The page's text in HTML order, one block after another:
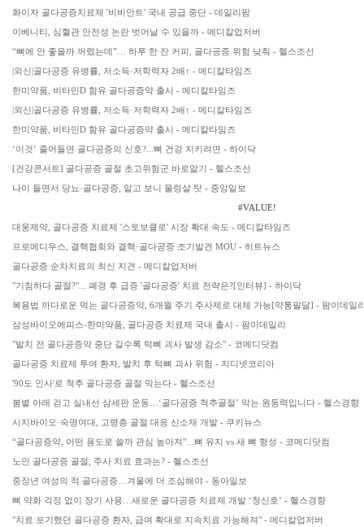
화이자 골다공증치료제 '비비안트' 국내 공급 중단 - 데일리팜
이베니티, 심혈관 안전성 논란 벗어날 수 있을까 - 메디칼업저버
“뼈에 안 좋을까 꺼렸는데”… 하루 한 잔 커피, 골다공증 위험 낮춰 - 헬스조선
|외신|골다공증 유병률, 저소득·저학력자 2배↑ - 메디칼타임즈
한미약품, 비타민D 함유 골다공증약 출시 - 메디칼타임즈
|외신|골다공증 유병률, 저소득·저학력자 2배↑ - 메디칼타임즈
한미약품, 비타민D 함유 골다공증약 출시 - 메디칼타임즈
‘이것’ 줄어들면 골다공증의 신호?...뼈 건강 지키려면 - 하이닥
[건강콘서트] 골다공증 골절 초고위험군 바로알기 - 헬스조선
나이 들면서 당뇨·골다공증, 알고 보니 물렁살 탓 - 중앙일보
#VALUE!
대웅제약, 골다공증 치료제 '스토보클로' 시장 확대 속도 - 메디칼타임즈
프로메디우스, 결핵협회와 결핵·골다공증 조기발견 MOU - 히트뉴스
골다공증 순차치료의 최신 지견 - 메디칼업저버
"기침하다 골절?"... 폐경 후 급증 '골다공증' 치료 전략은?[인터뷰] - 하이닥
복용법 까다로운 먹는 골다공증약, 6개월 주기 주사제로 대체 가능[약통팔달] - 팜이데일
삼성바이오에피스-한미약품, 골다공증 치료제 국내 출시 - 팜이데일리
"발치 전 골다공증약 중단 길수록 턱뼈 괴사 발생 감소" - 코메디닷컴
골다공증 치료제 투여 환자, 발치 후 턱뼈 괴사 위험 - 지디넷코리아
'90도 인사'로 척추 골다공증 골절 막는다 - 헬스조선
봄볕 아래 걷고 실내선 삼세판 운동…‘골다공증 척추골절’ 막는 원동력입니다 - 헬스경향
시지바이오·숙명여대, 고령층 골절 대응 신소재 개발 - 쿠키뉴스
“골다공증약, 어떤 용도로 쓸까 관심 높아져”...뼈 유지 vs 새 뼈 형성 - 코메디닷컴
노인 골다공증 골절, 주사 치료 효과는? - 헬스조선
중장년 여성의 적 골다공증…겨울에 더 조심해야 - 동아일보
뼈 약화 걱정 없이 장기 사용…새로운 골다공증 치료제 개발 ‘청신호’ - 헬스경향
"치료 포기했던 골다공증 환자, 급여 확대로 지속치료 가능해져" - 메디칼업저버